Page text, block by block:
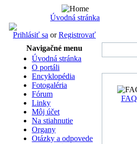
Úvodná stránka
Prihlásiť sa orRegistrovať
Navigačné menu
Úvodná stránka
O portáli
Encyklopédia
Fotogaléria
Fórum
Linky
Môj účet
Na stiahnutie
Organy
Otázky a odpovede
FAQ